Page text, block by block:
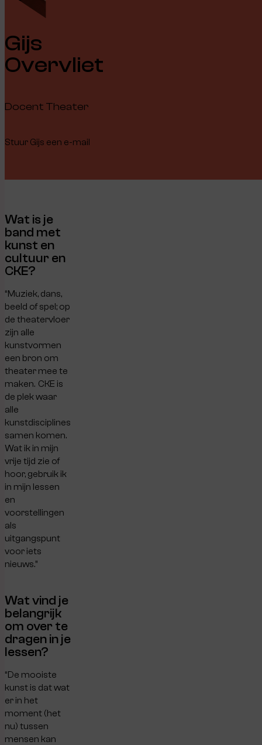
Gijs
Overvliet
Docent Theater
Stuur Gijs een e-mail
Wat is je
band met
kunst en
cultuur en
CKE?
“Muziek, dans,
beeld of spel; op
de theatervloer
zijn alle
kunstvormen
een bron om
theater mee te
maken. CKE is
de plek waar
alle
kunstdisciplines
samen komen.
Wat ik in mijn
vrije tijd zie of
hoor, gebruik ik
in mijn lessen
en
voorstellingen
als
uitgangspunt
voor iets
nieuws.”
Wat vind je
belangrijk
om over te
dragen in je
lessen?
“De mooiste
kunst is dat wat
er in het
moment (het
nu) tussen
mensen kan